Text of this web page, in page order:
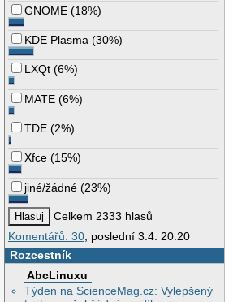
GNOME (18%)
KDE Plasma (30%)
LXQt (6%)
MATE (6%)
TDE (2%)
Xfce (15%)
jiné/žádné (23%)
Celkem 2333 hlasů
Komentářů: 30, poslední 3.4. 20:20
Rozcestník
AbcLinuxu
Týden na ScienceMag.cz: Vylepšený